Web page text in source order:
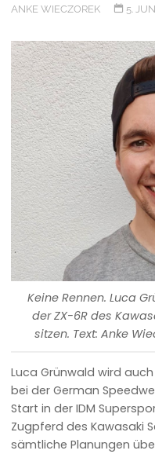
ANKE WIECZOREK 5.
Keine Rennen. Luca
der ZX-6R des
sitzen. Text: Anke
Luca Grünwald wird
bei der German
Start in der IDM
Zugpferd des Kawasaki
sämtliche Planungen